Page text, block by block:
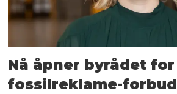
Nå åpner byrådet for
fossilreklame-forbud